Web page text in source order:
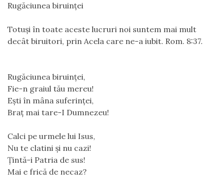
Rugăciunea biruinței
Totuși în toate aceste lucruri noi suntem mai mult
decât biruitori, prin Acela care ne-a iubit. Rom. 8:37.
Rugăciunea biruinței,
Fie-n graiul tău mereu!
Ești în mâna suferinței,
Braț mai tare-I Dumnezeu!
Calci pe urmele lui Isus,
Nu te clatini și nu cazi!
Țintă-i Patria de sus!
Mai e frică de necaz?